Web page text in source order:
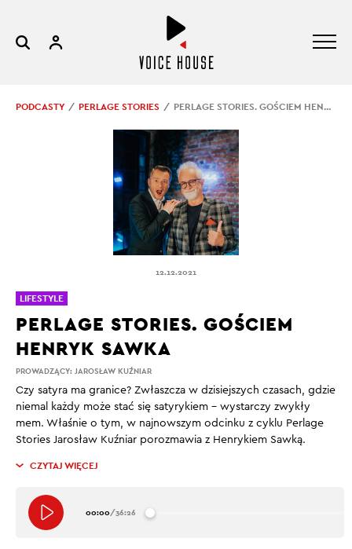
PODCASTY PERLAGE STORIES PERLAGE STORIES. GOŚCIEM HENRYK SAWKA
12.12.2021
PROWADZĄCY: JAROSŁAW KUŹNIAR
PERLAGE STORIES. GOŚCIEM
HENRYK SAWKA
Czy satyra ma granice? Zwłaszcza w dzisiejszych czasach, gdzie
niemal każdy może stać się satyrykiem – wystarczy zwykły
mem. Właśnie o tym, w najnowszym odcinku z cyklu Perlage
Stories Jarosław Kuźniar porozmawia z Henrykiem Sawką.
CZYTAJ WIĘCEJ
00:00/36:26
LIFESTYLE